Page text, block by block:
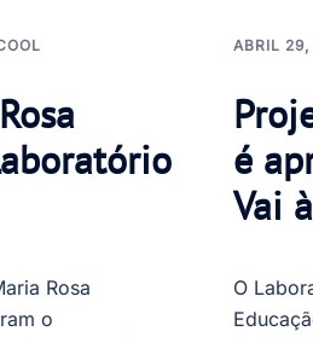
Rosa
o
ABRIL 29,
é
Vai
O